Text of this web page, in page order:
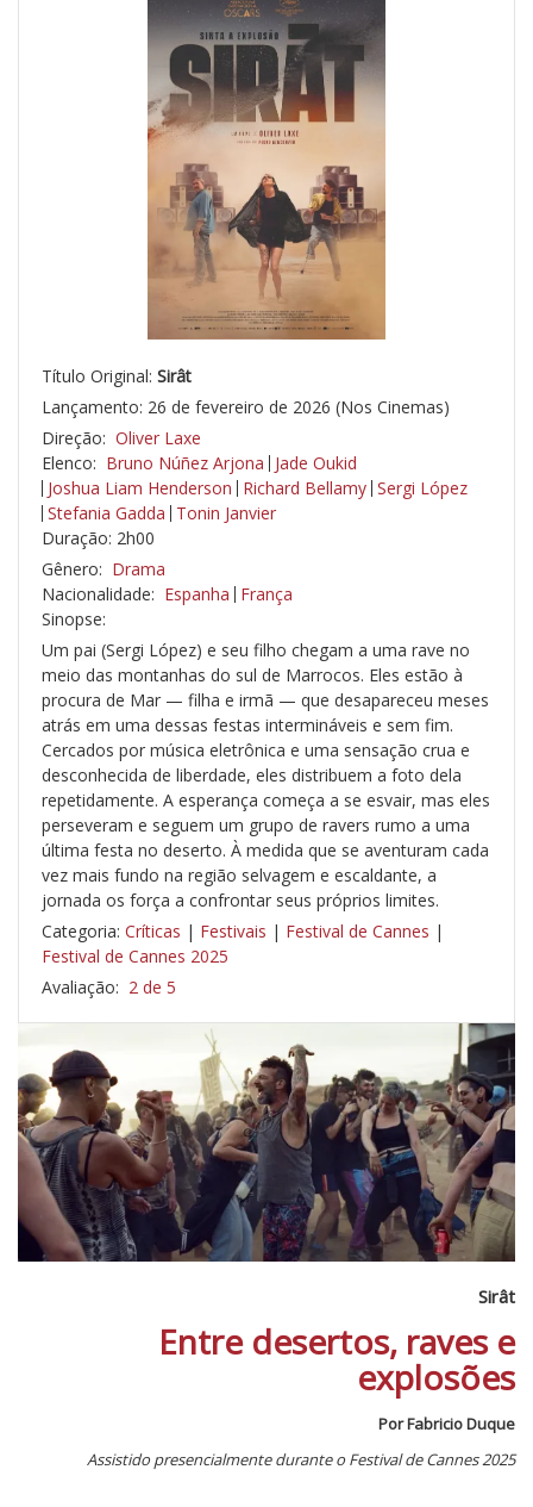
Título Original: Sirât
Lançamento: 26 de fevereiro de 2026 (Nos Cinemas)
Direção: Oliver Laxe
Elenco: Bruno Núñez Arjona Jade Oukid
Joshua Liam Henderson Richard Bellamy Sergi López
Stefania Gadda Tonin Janvier
Duração: 2h00
Gênero: Drama
Nacionalidade: Espanha França
Sinopse:
Um pai (Sergi López) e seu filho chegam a uma rave no
meio das montanhas do sul de Marrocos. Eles estão à
procura de Mar — filha e irmã — que desapareceu meses
atrás em uma dessas festas intermináveis ​​e sem fim.
Cercados por música eletrônica e uma sensação crua e
desconhecida de liberdade, eles distribuem a foto dela
repetidamente. A esperança começa a se esvair, mas eles
perseveram e seguem um grupo de ravers rumo a uma
última festa no deserto. À medida que se aventuram cada
vez mais fundo na região selvagem e escaldante, a
jornada os força a confrontar seus próprios limites.
Categoria: Críticas | Festivais | Festival de Cannes |
Festival de Cannes 2025
Avaliação: 2 de 5
Sirât
Entre desertos, raves e
explosões
Por Fabricio Duque
Assistido presencialmente durante o Festival de Cannes 2025